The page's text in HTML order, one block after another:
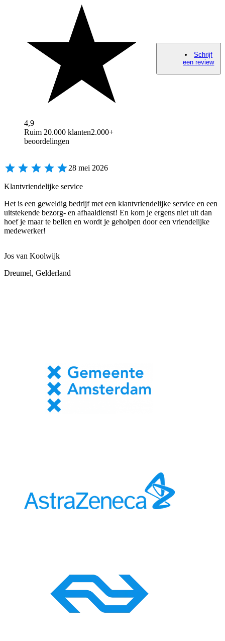
4,9
Ruim 20.000 klanten2.000+
beoordelingen
Schrijf
een review
28 mei 2026
Klantvriendelijke service
Het is een geweldig bedrijf met een klantvriendelijke service en een
uitstekende bezorg- en afhaaldienst! En kom je ergens niet uit dan
hoef je maar te bellen en wordt je geholpen door een vriendelijke
medewerker!
Jos van Koolwijk
Dreumel, Gelderland